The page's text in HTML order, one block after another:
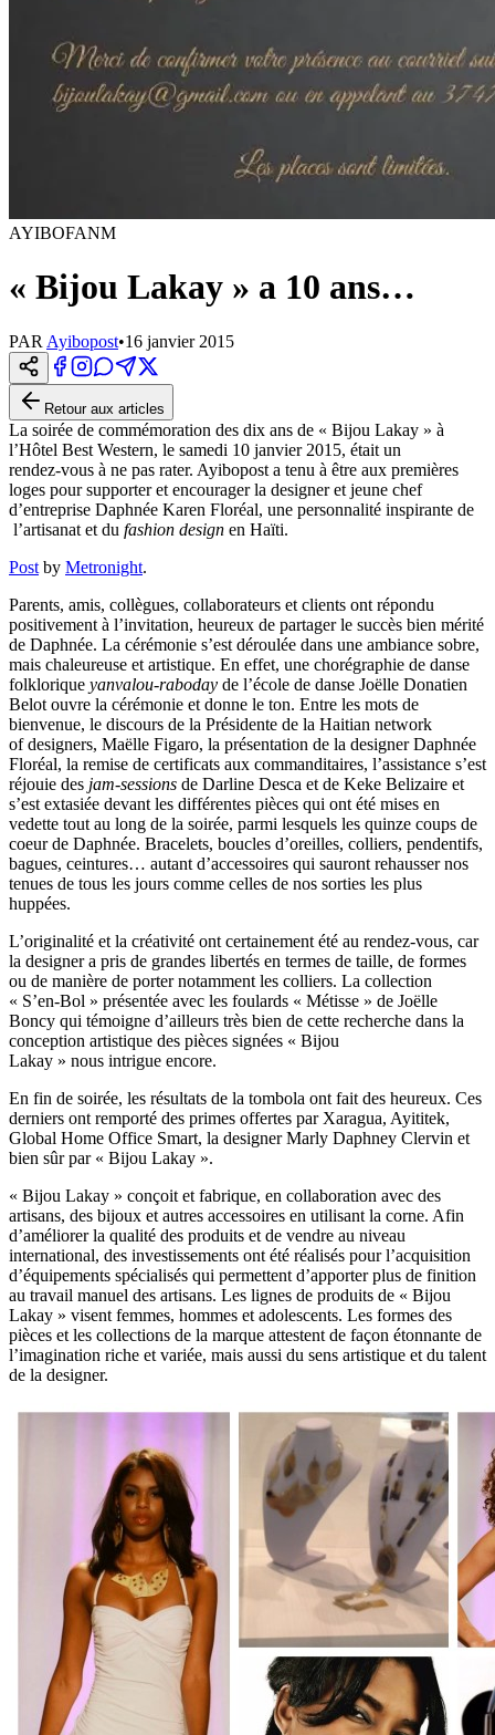
AYIBOFANM
« Bijou Lakay » a 10 ans…
PAR Ayibopost•16 janvier 2015
Retour aux articles
La soirée de commémoration des dix ans de « Bijou Lakay » à
l’Hôtel Best Western, le samedi 10 janvier 2015, était un
rendez-vous à ne pas rater. Ayibopost a tenu à être aux premières
loges pour supporter et encourager la designer et jeune chef
d’entreprise Daphnée Karen Floréal, une personnalité inspirante de
l’artisanat et du fashion design en Haïti.
Post by Metronight.
Parents, amis, collègues, collaborateurs et clients ont répondu
positivement à l’invitation, heureux de partager le succès bien mérité
de Daphnée. La cérémonie s’est déroulée dans une ambiance sobre,
mais chaleureuse et artistique. En effet, une chorégraphie de danse
folklorique yanvalou-raboday de l’école de danse Joëlle Donatien
Belot ouvre la cérémonie et donne le ton. Entre les mots de
bienvenue, le discours de la Présidente de la Haitian network
of designers, Maëlle Figaro, la présentation de la designer Daphnée
Floréal, la remise de certificats aux commanditaires, l’assistance s’est
réjouie des jam-sessions de Darline Desca et de Keke Belizaire et
s’est extasiée devant les différentes pièces qui ont été mises en
vedette tout au long de la soirée, parmi lesquels les quinze coups de
coeur de Daphnée. Bracelets, boucles d’oreilles, colliers, pendentifs,
bagues, ceintures… autant d’accessoires qui sauront rehausser nos
tenues de tous les jours comme celles de nos sorties les plus
huppées.
L’originalité et la créativité ont certainement été au rendez-vous, car
la designer a pris de grandes libertés en termes de taille, de formes
ou de manière de porter notamment les colliers. La collection
« S’en-Bol » présentée avec les foulards « Métisse » de Joëlle
Boncy qui témoigne d’ailleurs très bien de cette recherche dans la
conception artistique des pièces signées « Bijou
Lakay » nous intrigue encore.
En fin de soirée, les résultats de la tombola ont fait des heureux. Ces
derniers ont remporté des primes offertes par Xaragua, Ayititek,
Global Home Office Smart, la designer Marly Daphney Clervin et
bien sûr par « Bijou Lakay ».
« Bijou Lakay » conçoit et fabrique, en collaboration avec des
artisans, des bijoux et autres accessoires en utilisant la corne. Afin
d’améliorer la qualité des produits et de vendre au niveau
international, des investissements ont été réalisés pour l’acquisition
d’équipements spécialisés qui permettent d’apporter plus de finition
au travail manuel des artisans. Les lignes de produits de « Bijou
Lakay » visent femmes, hommes et adolescents. Les formes des
pièces et les collections de la marque attestent de façon étonnante de
l’imagination riche et variée, mais aussi du sens artistique et du talent
de la designer.